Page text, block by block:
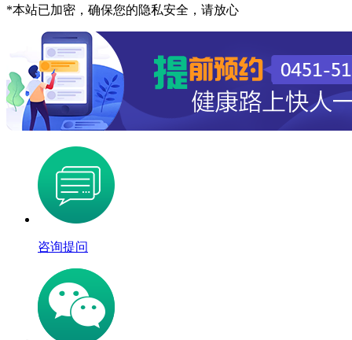
*本站已加密，确保您的隐私安全，请放心
咨询提问